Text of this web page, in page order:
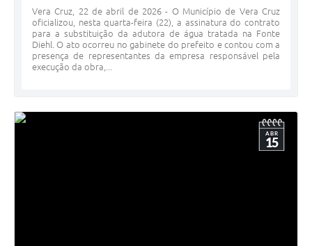
Vera Cruz, 22 de abril de 2026 - O Município de Vera Cruz
oficializou, nesta quarta-feira (22), a assinatura do contrato
para a substituição da adutora de água tratada na Fonte
Diehl. O ato ocorreu no gabinete do prefeito e contou com a
presença de representantes da empresa responsável pela
execução da obra,...
ABR
15